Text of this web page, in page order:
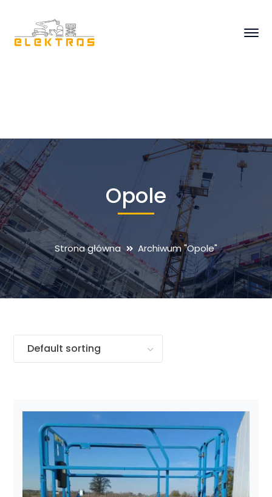
Opole
Strona główna Archiwum "Opole"